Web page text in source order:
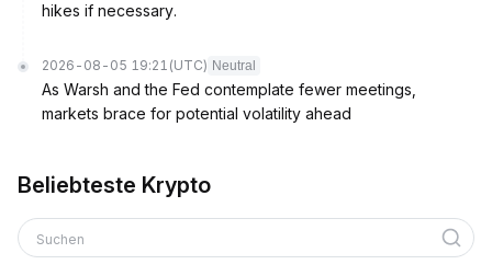
hikes if necessary.
2026-08-05 19:21 (UTC) Neutral
As Warsh and the Fed contemplate fewer meetings,
markets brace for potential volatility ahead
Beliebteste Krypto
Suchen